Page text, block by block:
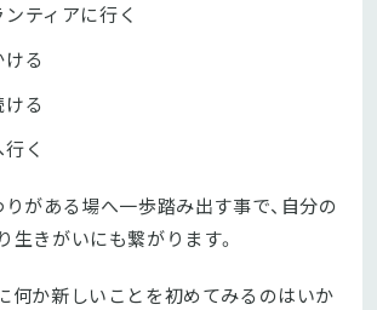
ティアに行く
る
る
く
りがある場へ一歩踏み出す事で、自分の
生きがいにも繋がります。
何か新しいことを初めてみるのはいか